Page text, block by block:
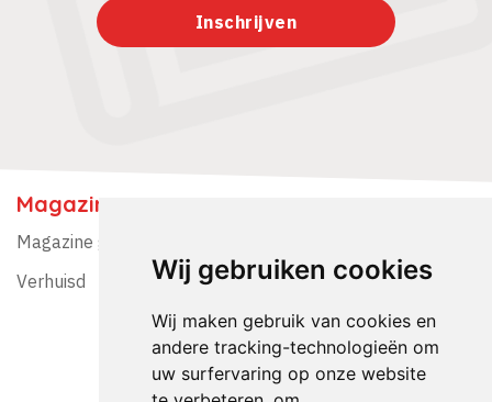
Wij gebruiken cookies
Wij maken gebruik van cookies en
andere tracking-technologieën om
uw surfervaring op onze website
Magazine
Magazine gratis ontvangen?
Verhuisd